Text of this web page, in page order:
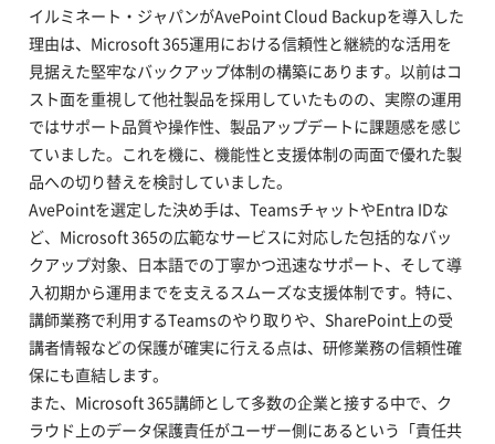
イルミネート・ジャパンがAvePoint Cloud Backupを導入した
理由は、Microsoft 365運用における信頼性と継続的な活用を
見据えた堅牢なバックアップ体制の構築にあります。以前はコ
スト面を重視して他社製品を採用していたものの、実際の運用
ではサポート品質や操作性、製品アップデートに課題感を感じ
ていました。これを機に、機能性と支援体制の両面で優れた製
品への切り替えを検討していました。
AvePointを選定した決め手は、TeamsチャットやEntra IDな
ど、Microsoft 365の広範なサービスに対応した包括的なバッ
クアップ対象、日本語での丁寧かつ迅速なサポート、そして導
入初期から運用までを支えるスムーズな支援体制です。特に、
講師業務で利用するTeamsのやり取りや、SharePoint上の受
講者情報などの保護が確実に行える点は、研修業務の信頼性確
保にも直結します。
また、Microsoft 365講師として多数の企業と接する中で、ク
ラウド上のデータ保護責任がユーザー側にあるという「責任共